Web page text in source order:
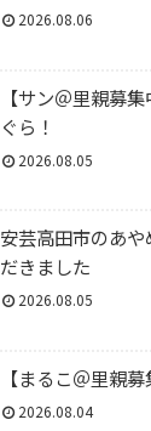
2026.08.06
【サン＠里親募
ぐら！
2026.08.05
安芸高田市のあ
だきました
2026.08.05
【まるこ＠里親
2026.08.04